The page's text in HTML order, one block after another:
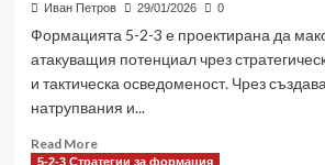
стратегии
дълбочина
на
състава
формацията
Иван Петров 29/01/2026 0
Формацията 5-2-3 е проектирана да
атакуващия потенциал чрез
и тактическа осведоменост. Чрез
натрупвания и...
Read MoreRead
more
5-2-3 Стратегии за формация